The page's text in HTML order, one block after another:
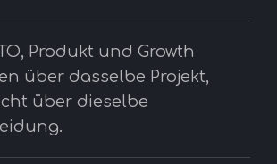
Produkt und Growth
über dasselbe Projekt,
über dieselbe